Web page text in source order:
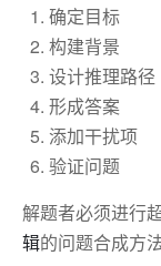
确定目标
构建背景
设计推理路径
形成答案
添加干扰项
验证问题
解题者必须进行
辑的问题合成方法